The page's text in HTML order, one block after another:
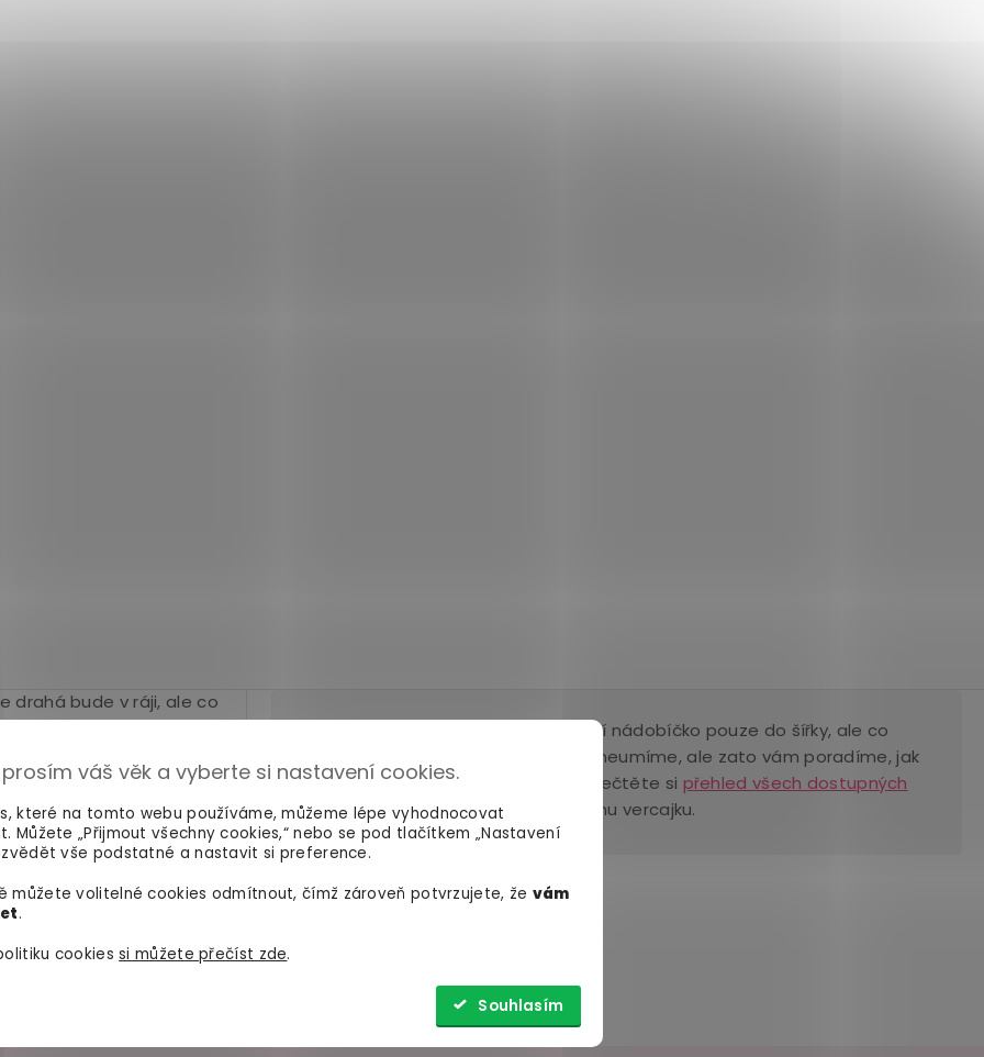
váš věk a vyberte si nastavení cookies.
které na tomto webu používáme, můžeme lépe vyhodnocovat
Můžete „Přijmout všechny cookies,“ nebo se pod tlačítkem „Nastavení
vše podstatné a nastavit si preference.
můžete volitelné cookies odmítnout, čímž zároveň potvrzujete, že vám
.
cookiessi můžete přečíst zde.
Souhlasím
drahá bude v ráji, ale co
podobně jako v
zůstává
výstupky nebo
díky čemuž drží na
: Otevřené návleky na penis zvětší nádobíčko pouze do šířky, ale co
délka? Proměnit užovku v anakondu neumíme, ale zato vám poradíme, jak
prodloužit penis o pár centimetrů. Přečtěte si přehled všech dostupných
metod , které vám pomohou k většímu vercajku.